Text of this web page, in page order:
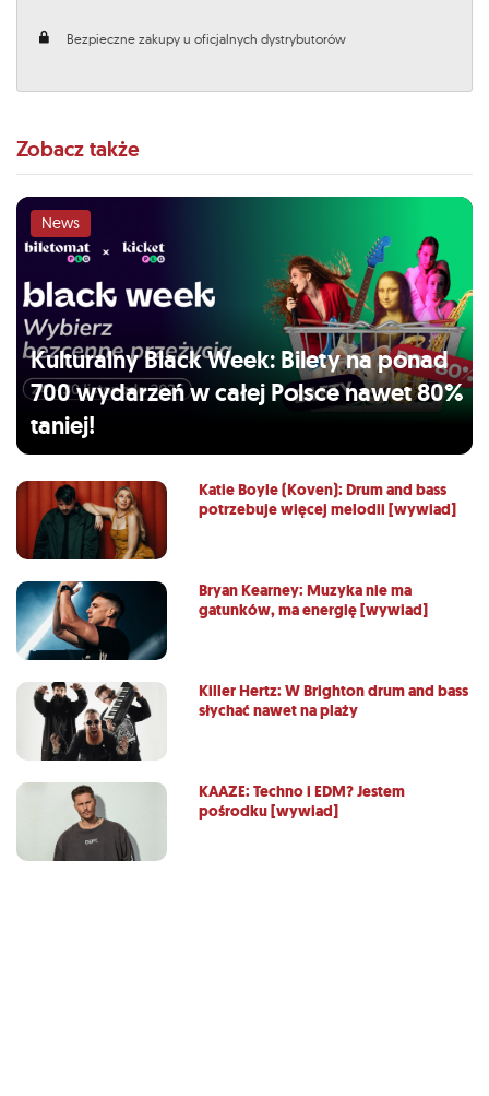
Bezpieczne zakupy u oficjalnych dystrybutorów
Zobacz także
Kulturalny Black Week: Bilety na ponad
700 wydarzeń w całej Polsce nawet 80%
taniej!
News
Katie Boyle (Koven): Drum and bass
potrzebuje więcej melodii [wywiad]
Bryan Kearney: Muzyka nie ma
gatunków, ma energię [wywiad]
Killer Hertz: W Brighton drum and bass
słychać nawet na plaży
KAAZE: Techno i EDM? Jestem
pośrodku [wywiad]